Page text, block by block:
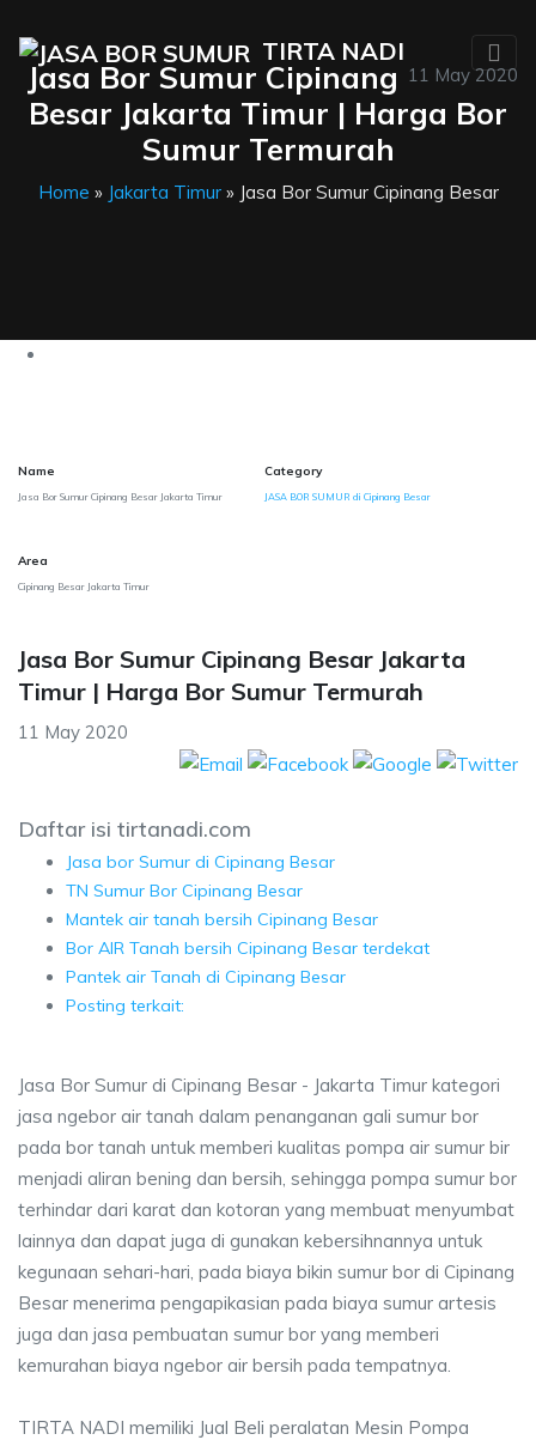
TIRTA NADI
11 May 2020
Jasa Bor Sumur Cipinang
Besar Jakarta Timur | Harga Bor
Sumur Termurah
Home » Jakarta Timur» Jasa Bor Sumur Cipinang Besar
Name
Jasa Bor Sumur Cipinang Besar Jakarta Timur
Category
JASA BOR SUMUR di Cipinang Besar
Area
Cipinang Besar Jakarta Timur
Jasa Bor Sumur Cipinang Besar Jakarta
Timur | Harga Bor Sumur Termurah
11 May 2020
Daftar isi tirtanadi.com
Jasa bor Sumur di Cipinang Besar
TN Sumur Bor Cipinang Besar
Mantek air tanah bersih Cipinang Besar
Bor AIR Tanah bersih Cipinang Besar terdekat
Pantek air Tanah di Cipinang Besar
Posting terkait:
Jasa Bor Sumur di Cipinang Besar - Jakarta Timur kategori
jasa ngebor air tanah dalam penanganan gali sumur bor
pada bor tanah untuk memberi kualitas pompa air sumur bir
menjadi aliran bening dan bersih, sehingga pompa sumur bor
terhindar dari karat dan kotoran yang membuat menyumbat
lainnya dan dapat juga di gunakan kebersihnannya untuk
kegunaan sehari-hari, pada biaya bikin sumur bor di Cipinang
Besar menerima pengapikasian pada biaya sumur artesis
juga dan jasa pembuatan sumur bor yang memberi
kemurahan biaya ngebor air bersih pada tempatnya.
TIRTA NADI memiliki Jual Beli peralatan Mesin Pompa